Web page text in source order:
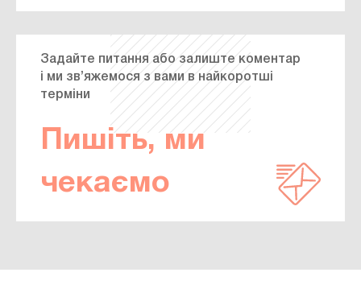
Задайте питання або залиште коментар
і ми зв’яжемося з вами в найкоротші
терміни
Пишіть, ми
чекаємо